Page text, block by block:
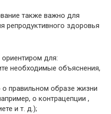
также важно для
репродуктивного здоровья
ориентиром для:
необходимые объяснения,
правильном образе жизни
о контрацепции ,
и т. д.);